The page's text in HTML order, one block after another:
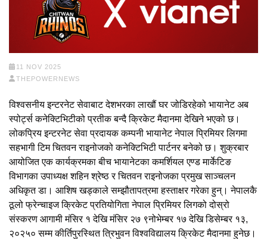
11 NOV 2025
THEPOWERNEWS
विश्वसनीय इन्टरनेट सेवाबाट देशभरका लाखौं घर जोडिरहेको भायानेट अब
स्पोर्ट्स कनेक्टिभिटीको प्रतीक बन्दै क्रिकेट मैदानमा देखिने भएको छ।
लोकप्रिय इन्टरनेट सेवा प्रदायक कम्पनी भायानेट नेपाल प्रिमियर लिगमा
सहभागी टिम चितवन राइनोजको कनेक्टिभिटी पार्टनर बनेको छ। शुक्रबार
आयोजित एक कार्यक्रमका बीच भायानेटका कमर्शियल एण्ड मार्केटिङ
विभागका उपाध्यक्ष शहिन श्रेष्ठ र चितवन राइनोजका प्रमुख साञ्चलन
अधिकृत डा। आशिष खड्काले सम्झौतापत्रमा हस्ताक्षर गरेका हुन्। नेपालकै
ठूलो फ्रेन्चाइज क्रिकेट प्रतियोगिता नेपाल प्रिमियर लिगको दोस्रो
संस्करण आगामी मंसिर १ देखि मंसिर २७ ९नोभेम्बर १७ देखि डिसेम्बर १३,
२०२५० सम्म कीर्तिपुरस्थित त्रिभुवन विश्वविद्यालय क्रिकेट मैदानमा हुनेछ।